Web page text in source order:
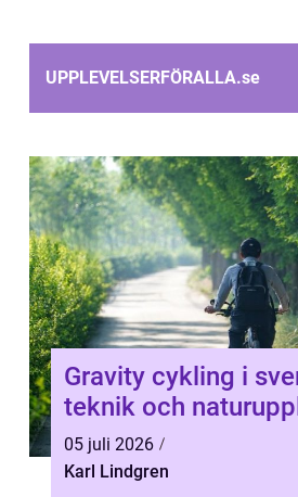
UPPLEVELSERFÖRALLA.se
Gravity cykling i
teknik och
05 juli 2026
Karl Lindgren